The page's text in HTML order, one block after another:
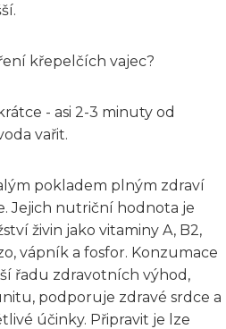
křepelčích vajec?
- asi 2-3 minuty od
vařit.
pokladem plným zdraví
Jejich nutriční hodnota je
živin jako vitaminy A, B2,
vápník a fosfor. Konzumace
řadu zdravotních výhod,
podporuje zdravé srdce a
účinky. Připravit je lze